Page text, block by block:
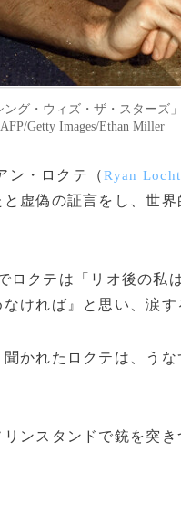
グ・ウィズ・ザ・スターズ
Getty Images/Ethan Miller
ン・ロクテ（Ryan
虚偽の証言をし、世
ロクテは「リオ後の私
ければ』と思い、涙
かれたロクテは、う
ンスタンドで銃を突き